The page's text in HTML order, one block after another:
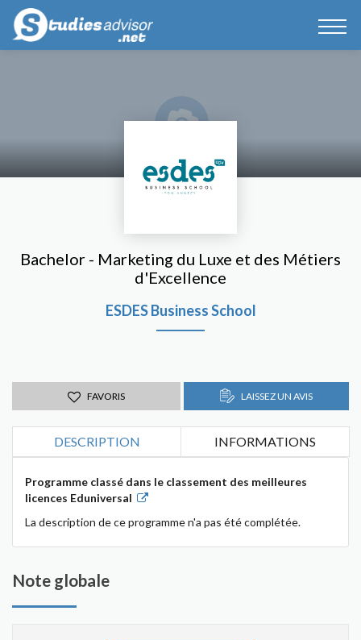
Bachelor - Marketing du Luxe et des Métiers
d'Excellence
ESDES Business School
FAVORIS LAISSEZ UN AVIS
DESCRIPTION INFORMATIONS
Programme classé dans le classement des meilleures
licences Eduniversal
La description de ce programme n'a pas été complétée.
Note globale